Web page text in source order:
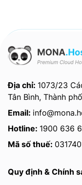
Địa chỉ: 1073/23
Tân Bình, Thành
Email:
Hotline: 1900 636
Mã số thuế:
Quy định & Chính